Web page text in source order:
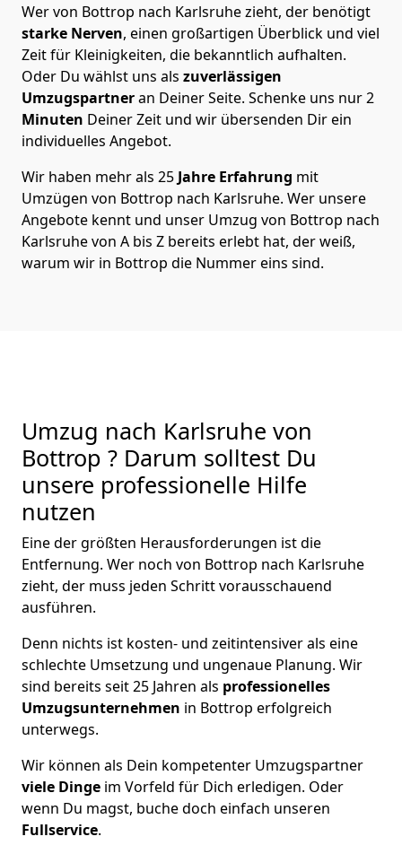
Wer von Bottrop nach Karlsruhe zieht, der benötigt
starke Nerven, einen großartigen Überblick und viel
Zeit für Kleinigkeiten, die bekanntlich aufhalten.
Oder Du wählst uns als zuverlässigen
Umzugspartneran Deiner Seite. Schenke uns nur2
Minuten Deiner Zeit und wir übersenden Dir ein
individuelles Angebot.
Wir haben mehr als 25 Jahre Erfahrung mit
Umzügen von Bottrop nach Karlsruhe. Wer unsere
Angebote kennt und unser Umzug von Bottrop nach
Karlsruhe von A bis Z bereits erlebt hat, der weiß,
warum wir in Bottrop die Nummer eins sind.
Umzug nach Karlsruhe von
Bottrop ? Darum solltest Du
unsere professionelle Hilfe
nutzen
Eine der größten Herausforderungen ist die
Entfernung. Wer noch von Bottrop nach Karlsruhe
zieht, der muss jeden Schritt vorausschauend
ausführen.
Denn nichts ist kosten- und zeitintensiver als eine
schlechte Umsetzung und ungenaue Planung. Wir
sind bereits seit 25 Jahren als professionelles
Umzugsunternehmen in Bottrop erfolgreich
unterwegs.
Wir können als Dein kompetenter Umzugspartner
viele Dinge im Vorfeld für Dich erledigen. Oder
wenn Du magst, buche doch einfach unseren
Fullservice.